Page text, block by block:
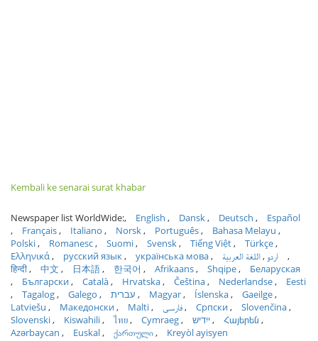
Kembali ke senarai surat khabar
Newspaper list WorldWide: English Dansk Deutsch
Español
Français
Italiano Norsk Português
Bahasa Melayu
Polski
Romanesc Suomi Svensk Tiếng Việt
Türkçe
Ελληνικά
русский язык українська мова اردو اللغة العربية
हिन्दी
中文 日本語 한국어 Afrikaans Shqipe
Беларуская
Български
Català Hrvatska Čeština Nederlandse
Eesti
Tagalog
Galego עברית Magyar Íslenska
Gaeilge
Latviešu
Македонски Malti فارسی Српски
Slovenčina
Slovenski
Kiswahili ไทย Cymraeg ייִדיש
Հայերեն
Azərbaycan
Euskal ქართული Kreyòl ayisyen